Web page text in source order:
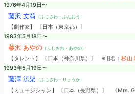
1976年4月19日〜
藤沢 文翁 （ふじさわ・ぶんおう）
【劇作家】 〔日本（東京都）〕
1983年5月18日〜
藤沢 あやの（ふじさわ・あやの）
【タレント】 〔日本（神奈川県）〕 ※旧名： 杉山
1993年5月19日〜
藤澤 涼架（ふじさわ・りょうか）
【ミュージシャン】 〔日本（長野県）〕
《Mrs.